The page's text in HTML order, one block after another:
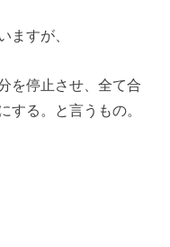
ますが、
を停止させ、全て合
する。と言うもの。